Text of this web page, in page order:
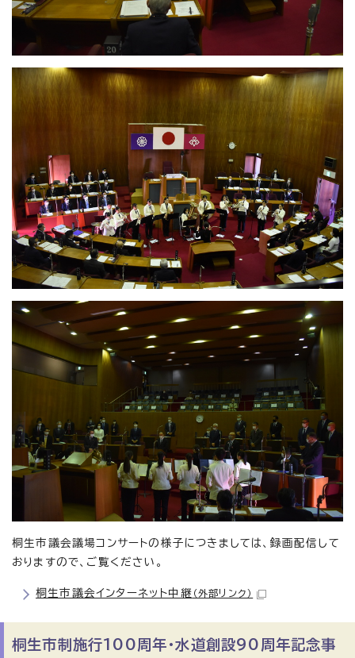
桐生市議会議場コンサートの様子につきましては、録画配信して
おりますので、ご覧ください。
桐生市議会インターネット中継 （外部リンク）
桐生市制施行100周年・水道創設90周年記念事